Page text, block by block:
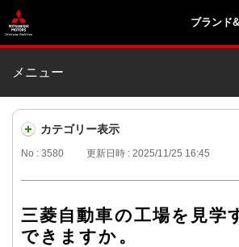
ブランド
メニュー
カテゴリー表示
No : 3580 更新日時 : 2025/11/25 16:45
三菱自動車の工場を見学
できますか。